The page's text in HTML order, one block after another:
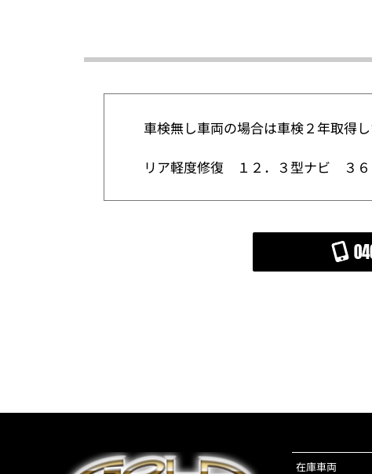
車検無し車両の場合は車検２年取得
リア軽度修復 １２．３型ナビ ３
在庫車両